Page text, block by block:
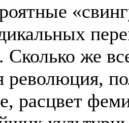
Сколько же
революция,
расцвет